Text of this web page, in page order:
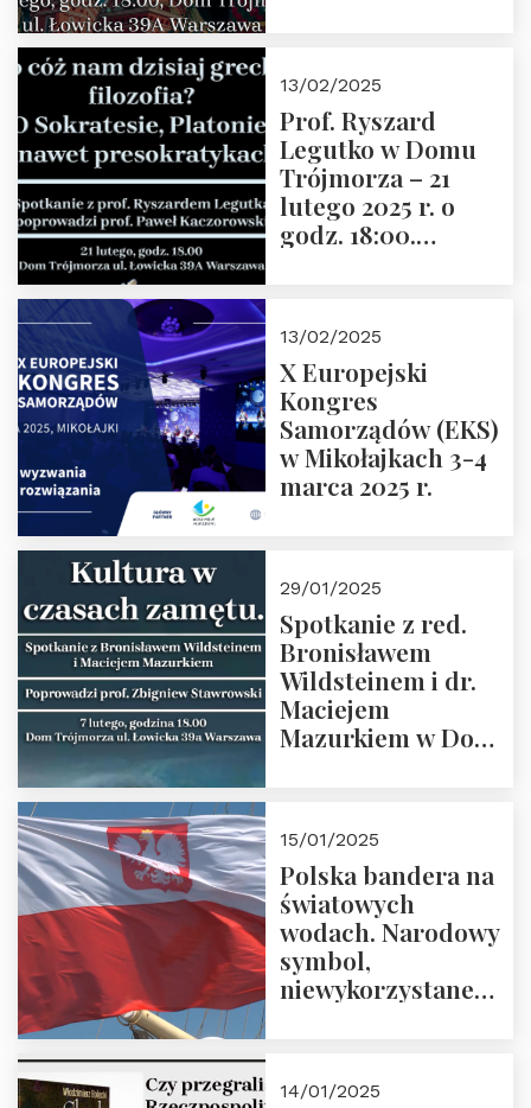
13/02/2025
Prof. Ryszard
Legutko w Domu
Trójmorza – 21
lutego 2025 r. o
godz. 18:00.
Zapraszamy
13/02/2025
X Europejski
Kongres
Samorządów (EKS)
w Mikołajkach 3-4
marca 2025 r.
29/01/2025
Spotkanie z red.
Bronisławem
Wildsteinem i dr.
Maciejem
Mazurkiem w Domu
Prowadzi prof.
Zbigniew
Stawrowski
15/01/2025
Polska bandera na
światowych
wodach. Narodowy
symbol,
niewykorzystane
14/01/2025